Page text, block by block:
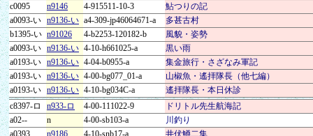
c0095
n9146 4-915511-10-3
鮎つりの記
a0093-い n9136-い a4-309-jp46064671-a
多甚古村
b1395-い n91026 4-b2253-120182-b
風貌・姿勢
a0093-い n9136-い 4-10-h661025-a
黒い雨
a0193-い n9136-い 4-04-b0955-a
集金旅行・さざなみ軍記
a0193-い n9136-い 4-00-bg077_01-a
山椒魚・遙拝隊長（他七編）
a0193-い n9136-い 4-10-bg034C-a
遙拝隊長・本日休診
c8397-ロ
n933-ロ 4-00-111022-9
ドリトル先生航海記
a02--
n 4-00-sb103-a
川釣り
a0393
n9186 4-10-snb17-a
井伏鱒二集